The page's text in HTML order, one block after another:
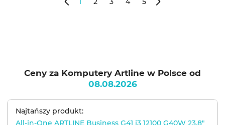
Ceny za Komputery Artline w Polsce od
08.08.2026
Najtańszy produkt:
All-in-One ARTLINE Business G41 i3 12100 G40W 23.8"